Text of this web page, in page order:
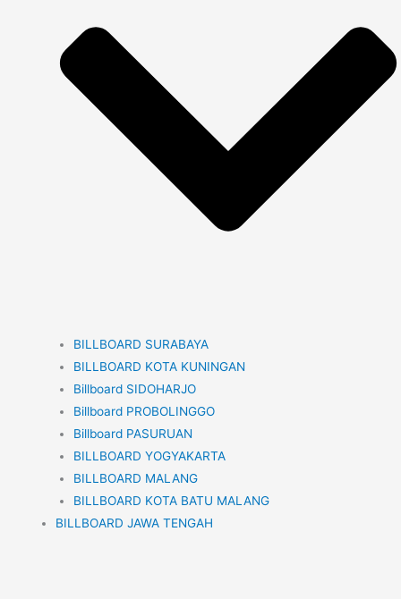
BILLBOARD SURABAYA
BILLBOARD KOTA KUNINGAN
Billboard SIDOHARJO
Billboard PROBOLINGGO
Billboard PASURUAN
BILLBOARD YOGYAKARTA
BILLBOARD MALANG
BILLBOARD KOTA BATU MALANG
BILLBOARD JAWA TENGAH